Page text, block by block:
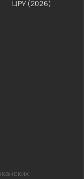
ЦРУ (2026)